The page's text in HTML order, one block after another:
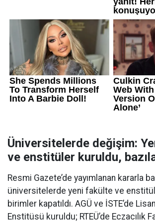
Üniversitelerde değişim:
ve enstitüler kuruldu,
Resmi Gazete’de yayımlanan kararla
üniversitelerde yeni fakülte ve
birimler kapatıldı. AGÜ ve İSTE’de
Enstitüsü kuruldu; RTEÜ’de Eczacılık